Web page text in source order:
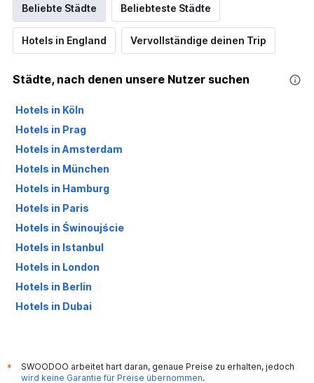
Beliebte Städte Beliebteste Städte
Hotels in England Vervollständige deinen Trip
Städte, nach denen unsere Nutzer suchen
Hotels in Köln
Hotels in Prag
Hotels in Amsterdam
Hotels in München
Hotels in Hamburg
Hotels in Paris
Hotels in Świnoujście
Hotels in Istanbul
Hotels in London
Hotels in Berlin
Hotels in Dubai
*
SWOODOO arbeitet hart daran, genaue Preise zu erhalten, jedoch
wird keine Garantie für Preise übernommen.